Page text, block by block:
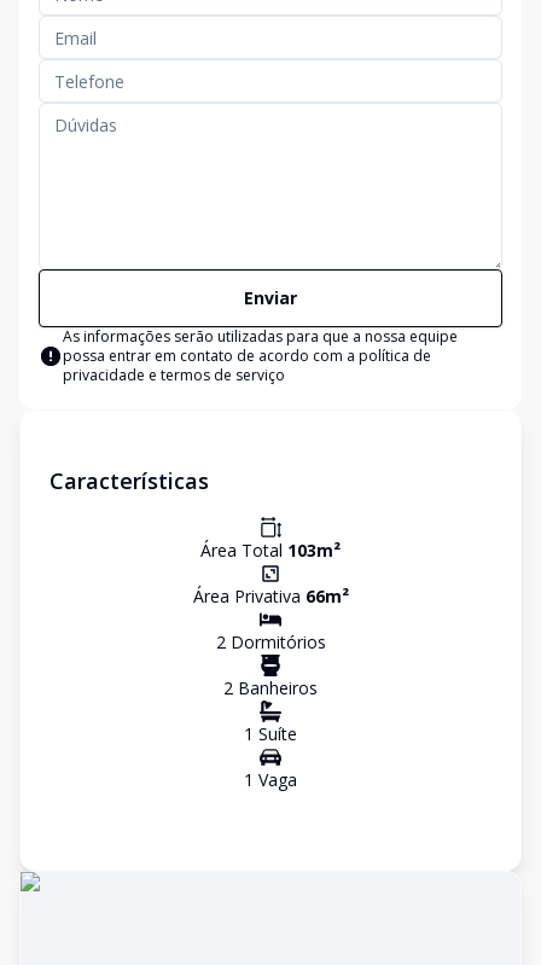
Enviar
As informações serão utilizadas para que a nossa equipe
possa entrar em contato de acordo com a política de
privacidade e termos de serviço
Características
Área Total 103m²
Área Privativa 66m²
2Dormitórios
2 Banheiros
1 Suíte
1 Vaga